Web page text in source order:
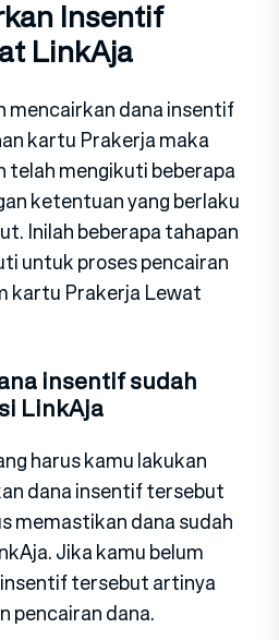
Insentif
LinkAja
mencairkan dana insentif
kartu Prakerja maka
telah mengikuti beberapa
ketentuan yang berlaku
Inilah beberapa tahapan
untuk proses pencairan
kartu Prakerja Lewat
insentif sudah
LinkAja
harus kamu lakukan
dana insentif tersebut
memastikan dana sudah
Jika kamu belum
tersebut artinya
pencairan dana.